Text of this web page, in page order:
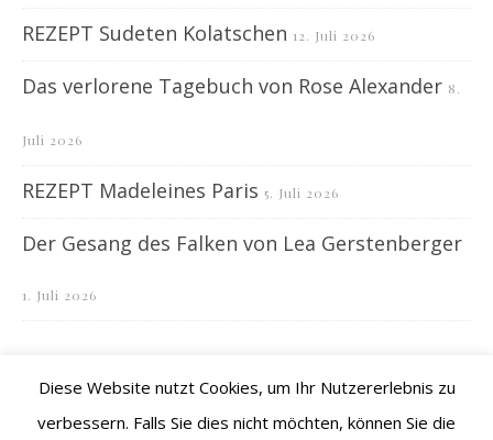
REZEPT Sudeten Kolatschen 12. Juli 2026
Das verlorene Tagebuch von Rose Alexander 8.
Juli 2026
REZEPT Madeleines Paris 5. Juli 2026
Der Gesang des Falken von Lea Gerstenberger
1. Juli 2026
Diese Website nutzt Cookies, um Ihr Nutzererlebnis zu
verbessern. Falls Sie dies nicht möchten, können Sie die